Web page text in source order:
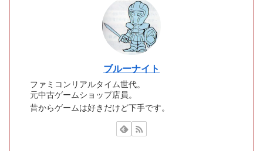
ブルーナイト
ファミコンリアルタイム世代。
元中古ゲームショップ店員。
昔からゲームは好きだけど下手です。